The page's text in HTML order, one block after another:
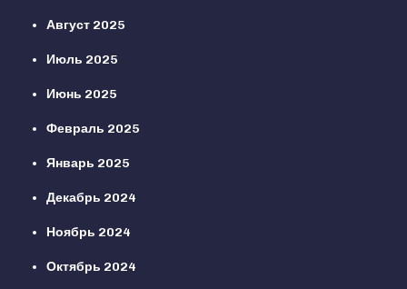
Август 2025
Июль 2025
Июнь 2025
Февраль 2025
Январь 2025
Декабрь 2024
Ноябрь 2024
Октябрь 2024